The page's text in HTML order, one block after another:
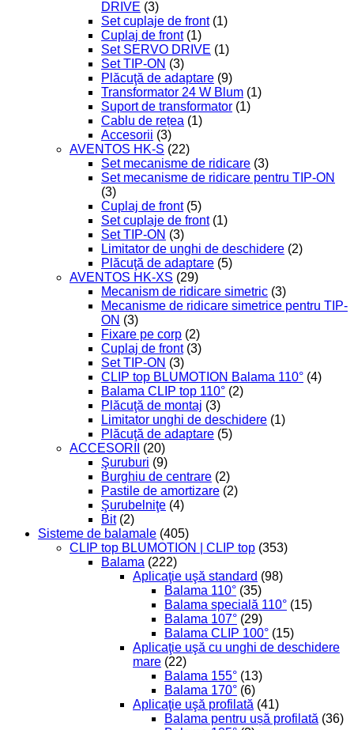
DRIVE (3)
Set cuplaje de front (1)
Cuplaj de front (1)
Set SERVO DRIVE (1)
Set TIP-ON (3)
Plăcuţă de adaptare (9)
Transformator 24 W Blum (1)
Suport de transformator (1)
Cablu de rețea (1)
Accesorii (3)
AVENTOS HK-S (22)
Set mecanisme de ridicare (3)
Set mecanisme de ridicare pentru TIP-ON
(3)
Cuplaj de front (5)
Set cuplaje de front (1)
Set TIP-ON (3)
Limitator de unghi de deschidere (2)
Plăcuţă de adaptare (5)
AVENTOS HK-XS (29)
Mecanism de ridicare simetric (3)
Mecanisme de ridicare simetrice pentru TIP-
ON (3)
Fixare pe corp (2)
Cuplaj de front (3)
Set TIP-ON (3)
CLIP top BLUMOTION Balama 110° (4)
Balama CLIP top 110° (2)
Plăcuţă de montaj (3)
Limitator unghi de deschidere (1)
Plăcuţă de adaptare (5)
ACCESORII
(20)
Şuruburi (9)
Burghiu de centrare (2)
Pastile de amortizare (2)
Şurubelniţe (4)
Bit (2)
Sisteme de balamale (405)
CLIP top BLUMOTION | CLIP top (353)
Balama (222)
Aplicaţie uşă standard (98)
Balama 110° (35)
Balama specială 110° (15)
Balama 107° (29)
Balama CLIP 100° (15)
Aplicaţie uşă cu unghi de deschidere
mare (22)
Balama 155° (13)
Balama 170° (6)
Aplicaţie uşă profilată (41)
Balama pentru ușă profilată (36)